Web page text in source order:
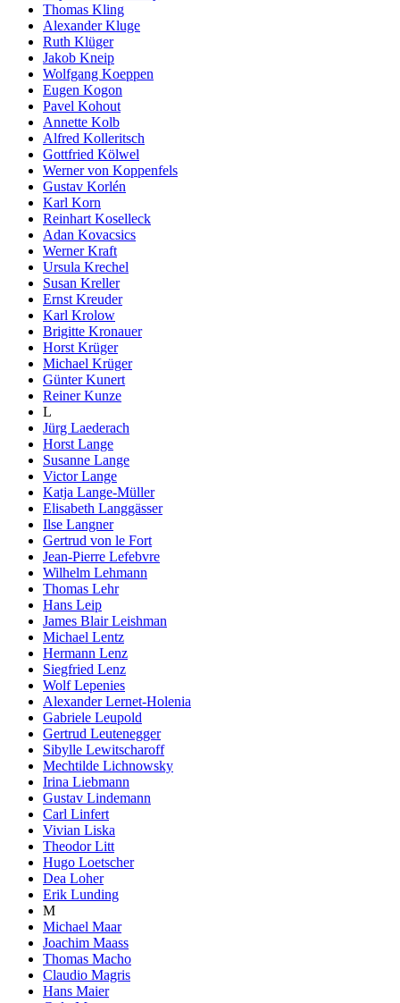
Thomas Kling
Alexander Kluge
Ruth Klüger
Jakob Kneip
Wolfgang Koeppen
Eugen Kogon
Pavel Kohout
Annette Kolb
Alfred Kolleritsch
Gottfried Kölwel
Werner von Koppenfels
Gustav Korlén
Karl Korn
Reinhart Koselleck
Adan Kovacsics
Werner Kraft
Ursula Krechel
Susan Kreller
Ernst Kreuder
Karl Krolow
Brigitte Kronauer
Horst Krüger
Michael Krüger
Günter Kunert
Reiner Kunze
L
Jürg Laederach
Horst Lange
Susanne Lange
Victor Lange
Katja Lange-Müller
Elisabeth Langgässer
Ilse Langner
Gertrud von le Fort
Jean-Pierre Lefebvre
Wilhelm Lehmann
Thomas Lehr
Hans Leip
James Blair Leishman
Michael Lentz
Hermann Lenz
Siegfried Lenz
Wolf Lepenies
Alexander Lernet-Holenia
Gabriele Leupold
Gertrud Leutenegger
Sibylle Lewitscharoff
Mechtilde Lichnowsky
Irina Liebmann
Gustav Lindemann
Carl Linfert
Vivian Liska
Theodor Litt
Hugo Loetscher
Dea Loher
Erik Lunding
M
Michael Maar
Joachim Maass
Thomas Macho
Claudio Magris
Hans Maier